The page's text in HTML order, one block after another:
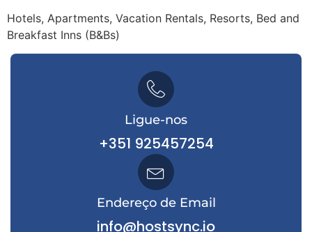
Hotels, Apartments, Vacation Rentals, Resorts, Bed and
Breakfast Inns (B&Bs)
Ligue-nos
+351 925457254
Endereço de Email
info@hostsync.io